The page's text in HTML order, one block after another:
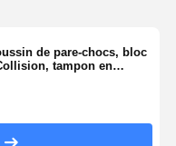
de pare-chocs, bloc
tampon en